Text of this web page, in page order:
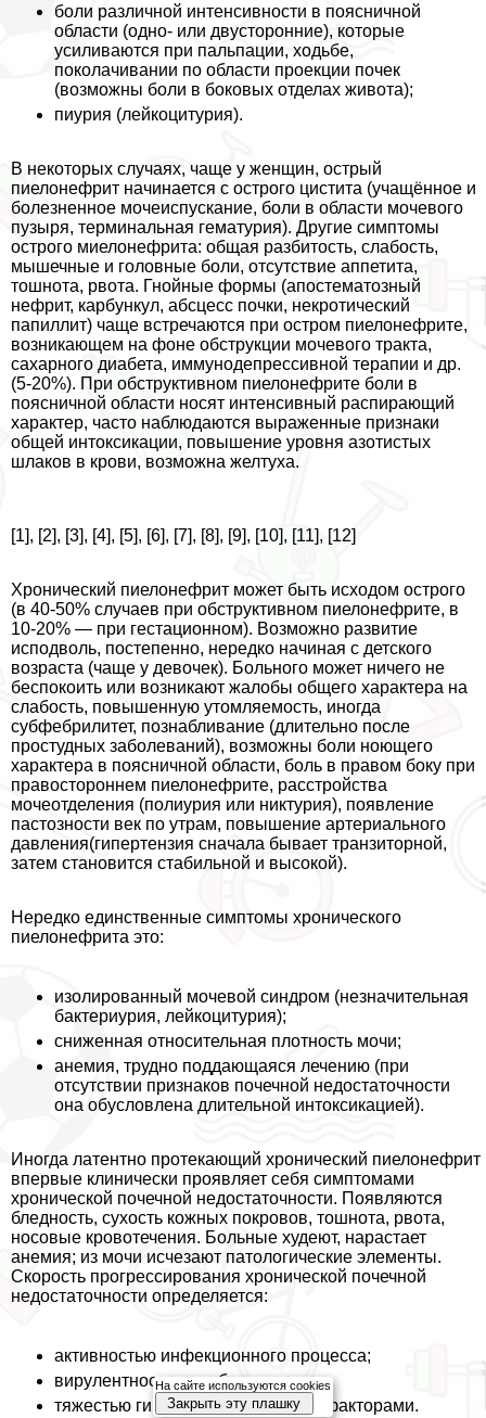
боли различной интенсивности в поясничной
области (одно- или двусторонние), которые
усиливаются при пальпации, ходьбе,
поколачивании по области проекции почек
(возможны боли в боковых отделах живота);
пиурия (лейкоцитурия).
В некоторых случаях, чаще у женщин, острый
пиелонефрит начинается с острого цистита (учащённое и
болезненное мочеиспускание, боли в области мочевого
пузыря, терминальная гематурия). Другие симптомы
острого миелонефрита: общая разбитость, слабость,
мышечные и головные боли, отсутствие аппетита,
тошнота, рвота. Гнойные формы (апостематозный
нефрит, карбункул, абсцесс почки, некротический
папиллит) чаще встречаются при остром пиелонефрите,
возникающем на фоне обструкции мочевого тpaкта,
сахарного диабета, иммунодепрессивной терапии и др.
(5-20%). При обструктивном пиелонефрите боли в
поясничной области носят интенсивный распирающий
хаpaктер, часто наблюдаются выраженные признаки
общей интоксикации, повышение уровня азотистых
шлаков в крови, возможна желтуха.
[1], [2], [3], [4], [5], [6], [7], [8], [9], [10], [11], [12]
Хронический пиелонефрит может быть исходом острого
(в 40-50% случаев при обструктивном пиелонефрите, в
10-20% — при гестационном). Возможно развитие
исподволь, постепенно, нередко начиная с детского
возраста (чаще у девочек). Больного может ничего не
беспокоить или возникают жалобы общего хаpaктера на
слабость, повышенную утомляемость, иногда
субфебрилитет, познабливание (длительно после
простудных заболеваний), возможны боли ноющего
хаpaктера в поясничной области, боль в правом боку при
правостороннем пиелонефрите, расстройства
мочеотделения (полиурия или никтурия), появление
пастозности век по утрам, повышение артериального
давления(гипертензия сначала бывает транзиторной,
затем становится стабильной и высокой).
Нередко единственные симптомы хронического
пиелонефрита это:
изолированный мочевой синдром (незначительная
бактериурия, лейкоцитурия);
сниженная относительная плотность мочи;
анемия, трудно поддающаяся лечению (при
отсутствии признаков почечной недостаточности
она обусловлена длительной интоксикацией).
Иногда латентно протекающий хронический пиелонефрит
впервые клинически проявляет себя симптомами
хронической почечной недостаточности. Появляются
бледность, сухость кожных покровов, тошнота, рвота,
носовые кровотечения. Больные худеют, нарастает
анемия; из мочи исчезают патологические элементы.
Скорость прогрессирования хронической почечной
недостаточности определяется:
активностью инфекционного процесса;
вирулентностью возбудителя;
тяжестью гипертензии и другими факторами.
На сайте используются cookies
Закрыть эту плашку